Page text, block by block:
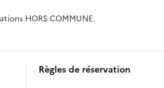
HORS COMMUNE.
Règles de réservation